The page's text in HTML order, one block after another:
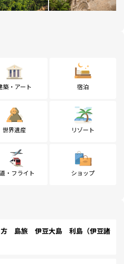
築・アート 宿泊
世界遺産 リゾート
・フライト ショップ
方 島旅 伊豆大島 利島（伊豆諸